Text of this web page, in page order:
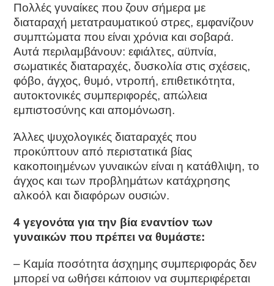
Πολλές γυναίκες που ζουν σήμερα με
διαταραχή μετατραυματικού στρες, εμφανίζουν
συμπτώματα που είναι χρόνια και σοβαρά.
Αυτά περιλαμβάνουν: εφιάλτες, αϋπνία,
σωματικές διαταραχές, δυσκολία στις σχέσεις,
φόβο, άγχος, θυμό, ντροπή, επιθετικότητα,
αυτοκτονικές συμπεριφορές, απώλεια
εμπιστοσύνης και απομόνωση.
Άλλες ψυχολογικές διαταραχές που
προκύπτουν από περιστατικά βίας
κακοποιημένων γυναικών είναι η κατάθλιψη, το
άγχος και των προβλημάτων κατάχρησης
αλκοόλ και διαφόρων ουσιών.
4 γεγονότα για την βία εναντίον των
γυναικών που πρέπει να θυμάστε:
– Καμία ποσότητα άσχημης συμπεριφοράς δεν
μπορεί να ωθήσει κάποιον να συμπεριφέρεται